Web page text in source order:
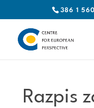
386 1
Razpis